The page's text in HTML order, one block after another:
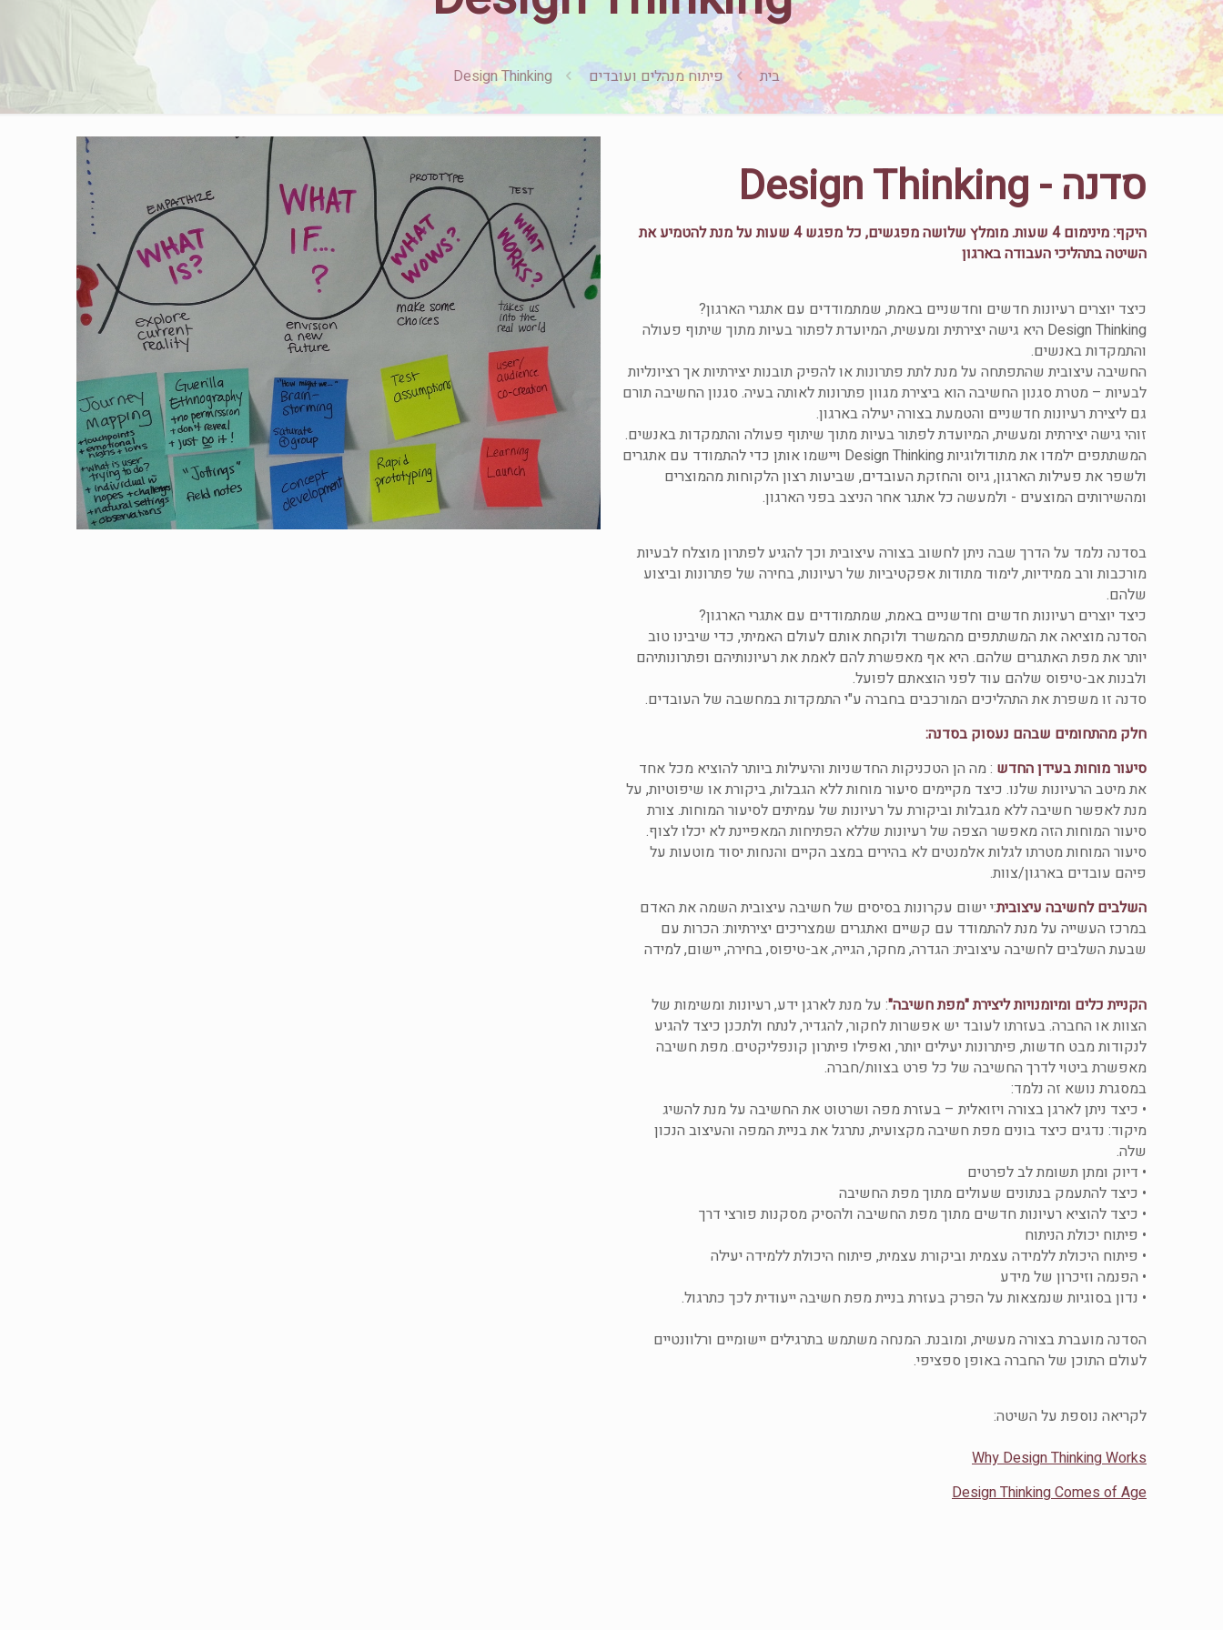
בית פיתוח מנהלים ועובדים Design Thinking
סדנה - Design Thinking
היקף: מינימום 4 שעות. מומלץ שלושה מפגשים, כל מפגש 4 שעות על מנת להטמיע את
השיטה בתהליכי העבודה בארגון
כיצד יוצרים רעיונות חדשים וחדשניים באמת, שמתמודדים עם אתגרי הארגון?
Design Thinking היא גישה יצירתית ומעשית, המיועדת לפתור בעיות מתוך שיתוף פעולה
והתמקדות באנשים.
החשיבה עיצובית שהתפתחה על מנת לתת פתרונות או להפיק תובנות יצירתיות אך רציונליות
לבעיות – מטרת סגנון החשיבה הוא ביצירת מגוון פתרונות לאותה בעיה. סגנון החשיבה תורם
גם ליצירת רעיונות חדשניים והטמעת בצורה יעילה בארגון.
זוהי גישה יצירתית ומעשית, המיועדת לפתור בעיות מתוך שיתוף פעולה והתמקדות באנשים.
המשתתפים ילמדו את מתודולוגיות Design Thinking ויישמו אותן כדי להתמודד עם אתגרים
ולשפר את פעילות הארגון, גיוס והחזקת העובדים, שביעות רצון הלקוחות מהמוצרים
ומהשירותים המוצעים - ולמעשה כל אתגר אחר הניצב בפני הארגון.
בסדנה נלמד על הדרך שבה ניתן לחשוב בצורה עיצובית וכך להגיע לפתרון מוצלח לבעיות
מורכבות ורב ממידיות, לימוד מתודות אפקטיביות של רעיונות, בחירה של פתרונות וביצוע
שלהם.
כיצד יוצרים רעיונות חדשים וחדשניים באמת, שמתמודדים עם אתגרי הארגון?
הסדנה מוציאה את המשתתפים מהמשרד ולוקחת אותם לעולם האמיתי, כדי שיבינו טוב
יותר את מפת האתגרים שלהם. היא אף מאפשרת להם לאמת את רעיונותיהם ופתרונותיהם
ולבנות אב-טיפוס שלהם עוד לפני הוצאתם לפועל.
סדנה זו משפרת את התהליכים המורכבים בחברה ע"י התמקדות במחשבה של העובדים.
חלק מהתחומים שבהם נעסוק בסדנה:
סיעור מוחות בעידן החדש : מה הן הטכניקות החדשניות והיעילות ביותר להוציא מכל אחד
את מיטב הרעיונות שלנו. כיצד מקיימים סיעור מוחות ללא הגבלות, ביקורת או שיפוטיות, על
מנת לאפשר חשיבה ללא מגבלות וביקורת על רעיונות של עמיתים לסיעור המוחות. צורת
סיעור המוחות הזה מאפשר הצפה של רעיונות שללא הפתיחות המאפיינת לא יכלו לצוף.
סיעור המוחות מטרתו לגלות אלמנטים לא בהירים במצב הקיים והנחות יסוד מוטעות על
פיהם עובדים בארגון/צוות.
השלבים לחשיבה עיצובית:י ישום עקרונות בסיסים של חשיבה עיצובית השמה את האדם
במרכז העשייה על מנת להתמודד עם קשיים ואתגרים שמצריכים יצירתיות: הכרות עם
שבעת השלבים לחשיבה עיצובית: הגדרה, מחקר, הגייה, אב-טיפוס, בחירה, יישום, למידה
הקניית כלים ומיומנויות ליצירת "מפת חשיבה": על מנת לארגן ידע, רעיונות ומשימות של
הצוות או החברה. בעזרתו לעובד יש אפשרות לחקור, להגדיר, לנתח ולתכנן כיצד להגיע
לנקודות מבט חדשות, פיתרונות יעילים יותר, ואפילו פיתרון קונפליקטים. מפת חשיבה
מאפשרת ביטוי לדרך החשיבה של כל פרט בצוות/חברה.
במסגרת נושא זה נלמד:
• כיצד ניתן לארגן בצורה ויזואלית – בעזרת מפה ושרטוט את החשיבה על מנת להשיג
מיקוד: נדגים כיצד בונים מפת חשיבה מקצועית, נתרגל את בניית המפה והעיצוב הנכון
שלה.
• דיוק ומתן תשומת לב לפרטים
• כיצד להתעמק בנתונים שעולים מתוך מפת החשיבה
• כיצד להוציא רעיונות חדשים מתוך מפת החשיבה ולהסיק מסקנות פורצי דרך
• פיתוח יכולת הניתוח
• פיתוח היכולת ללמידה עצמית וביקורת עצמית, פיתוח היכולת ללמידה יעילה
• הפנמה וזיכרון של מידע
• נדון בסוגיות שנמצאות על הפרק בעזרת בניית מפת חשיבה ייעודית לכך כתרגול.
הסדנה מועברת בצורה מעשית, ומובנת. המנחה משתמש בתרגילים יישומיים ורלוונטיים
לעולם התוכן של החברה באופן ספציפי.
לקריאה נוספת על השיטה:
Why Design Thinking Works
Design Thinking Comes of Age